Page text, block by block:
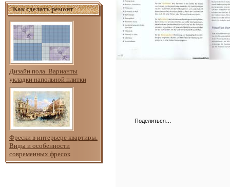
Как сделать ремонт
Дизайн пола. Варианты
укладки напольной плитки
Фрески в интерьере квартиры.
Виды и особенности
современных фресок
Поделиться…